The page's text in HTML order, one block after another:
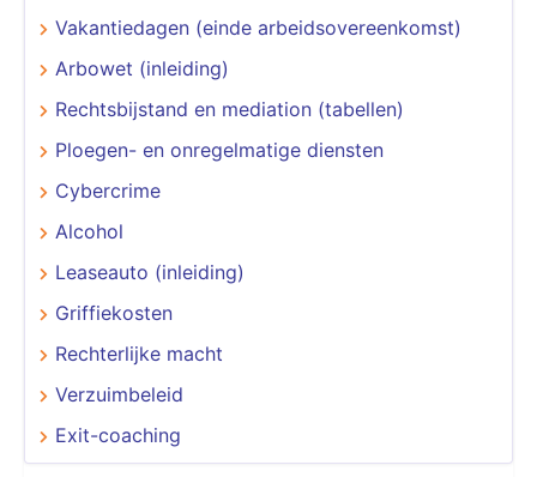
Vakantiedagen (einde arbeidsovereenkomst)
Arbowet (inleiding)
Rechtsbijstand en mediation (tabellen)
Ploegen- en onregelmatige diensten
Cybercrime
Alcohol
Leaseauto (inleiding)
Griffiekosten
Rechterlijke macht
Verzuimbeleid
Exit-coaching